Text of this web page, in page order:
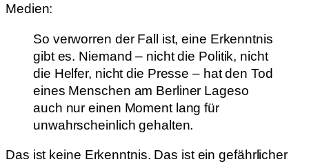
Medien:
So verworren der Fall ist, eine Erkenntnis
gibt es. Niemand – nicht die Politik, nicht
die Helfer, nicht die Presse – hat den Tod
eines Menschen am Berliner Lageso
auch nur einen Moment lang für
unwahrscheinlich gehalten.
Das ist keine Erkenntnis. Das ist ein gefährlicher